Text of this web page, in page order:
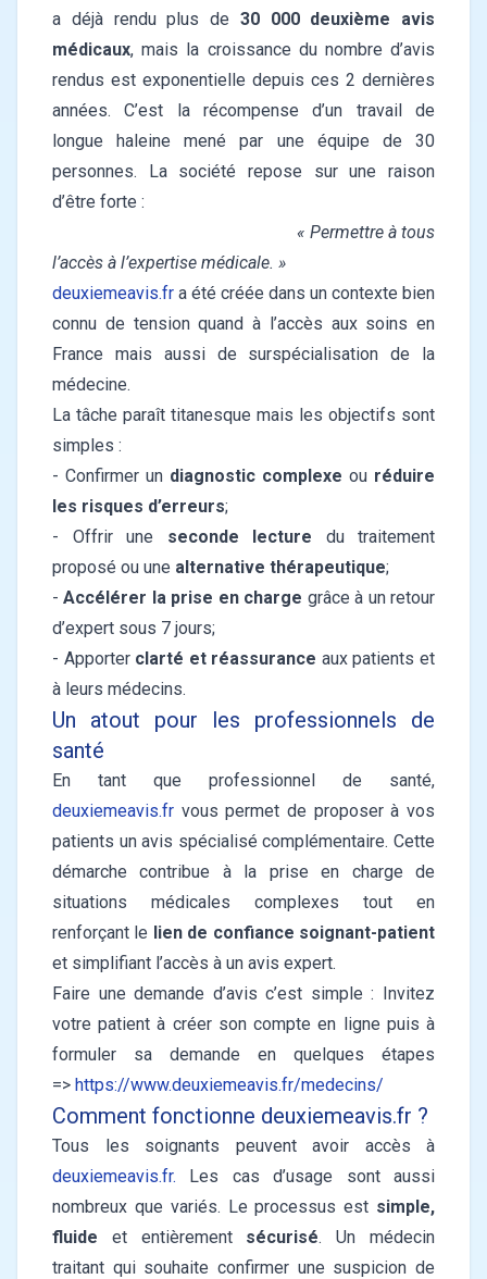
a déjà rendu plus de 30 000 deuxième avis
médicaux, mais la croissance du nombre d’avis
rendus est exponentielle depuis ces 2 dernières
années. C’est la récompense d’un travail de
longue haleine mené par une équipe de 30
personnes. La société repose sur une raison
d’être forte :
« Permettre à tous
l’accès à l’expertise médicale. »
deuxiemeavis.fr a été créée dans un contexte bien
connu de tension quand à l’accès aux soins en
France mais aussi de surspécialisation de la
médecine.
La tâche paraît titanesque mais les objectifs sont
simples :
- Confirmer un diagnostic complexe ou réduire
les risques d’erreurs;
- Offrir une seconde lecture du traitement
proposé ou une alternative thérapeutique;
-Accélérer la prise en charge grâce à un retour
d’expert sous 7 jours;
- Apporter clarté et réassurance aux patients et
à leurs médecins.
Un atout pour les professionnels de
santé
En tant que professionnel de santé,
deuxiemeavis.fr vous permet de proposer à vos
patients un avis spécialisé complémentaire. Cette
démarche contribue à la prise en charge de
situations médicales complexes tout en
renforçant le lien de confiance soignant-patient
et simplifiant l’accès à un avis expert.
Faire une demande d’avis c’est simple : Invitez
votre patient à créer son compte en ligne puis à
formuler sa demande en quelques étapes
=> https://www.deuxiemeavis.fr/medecins/
Comment fonctionne deuxiemeavis.fr ?
Tous les soignants peuvent avoir accès à
deuxiemeavis.fr. Les cas d’usage sont aussi
nombreux que variés. Le processus est simple,
fluide et entièrement sécurisé. Un médecin
traitant qui souhaite confirmer une suspicion de